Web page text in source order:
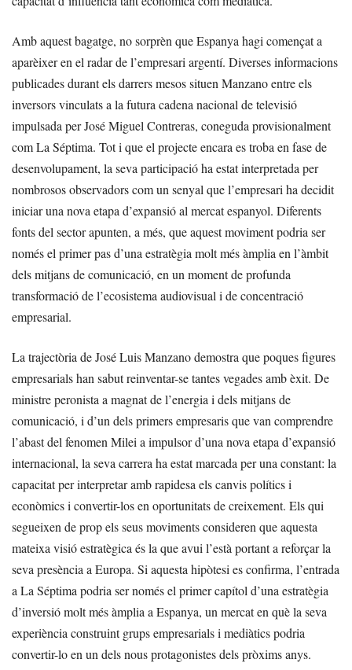
Amb aquest bagatge, no sorprèn que Espanya hagi començat a
aparèixer en el radar de l’empresari argentí. Diverses informacions
publicades durant els darrers mesos situen Manzano entre els
inversors vinculats a la futura cadena nacional de televisió
impulsada per José Miguel Contreras, coneguda provisionalment
com La Séptima. Tot i que el projecte encara es troba en fase de
desenvolupament, la seva participació ha estat interpretada per
nombrosos observadors com un senyal que l’empresari ha decidit
iniciar una nova etapa d’expansió al mercat espanyol. Diferents
fonts del sector apunten, a més, que aquest moviment podria ser
només el primer pas d’una estratègia molt més àmplia en l’àmbit
dels mitjans de comunicació, en un moment de profunda
transformació de l’ecosistema audiovisual i de concentració
empresarial.
La trajectòria de José Luis Manzano demostra que poques figures
empresarials han sabut reinventar-se tantes vegades amb èxit. De
ministre peronista a magnat de l’energia i dels mitjans de
comunicació, i d’un dels primers empresaris que van comprendre
l’abast del fenomen Milei a impulsor d’una nova etapa d’expansió
internacional, la seva carrera ha estat marcada per una constant: la
capacitat per interpretar amb rapidesa els canvis polítics i
econòmics i convertir-los en oportunitats de creixement. Els qui
segueixen de prop els seus moviments consideren que aquesta
mateixa visió estratègica és la que avui l’està portant a reforçar la
seva presència a Europa. Si aquesta hipòtesi es confirma, l’entrada
a La Séptima podria ser només el primer capítol d’una estratègia
d’inversió molt més àmplia a Espanya, un mercat en què la seva
experiència construint grups empresarials i mediàtics podria
convertir-lo en un dels nous protagonistes dels pròxims anys.